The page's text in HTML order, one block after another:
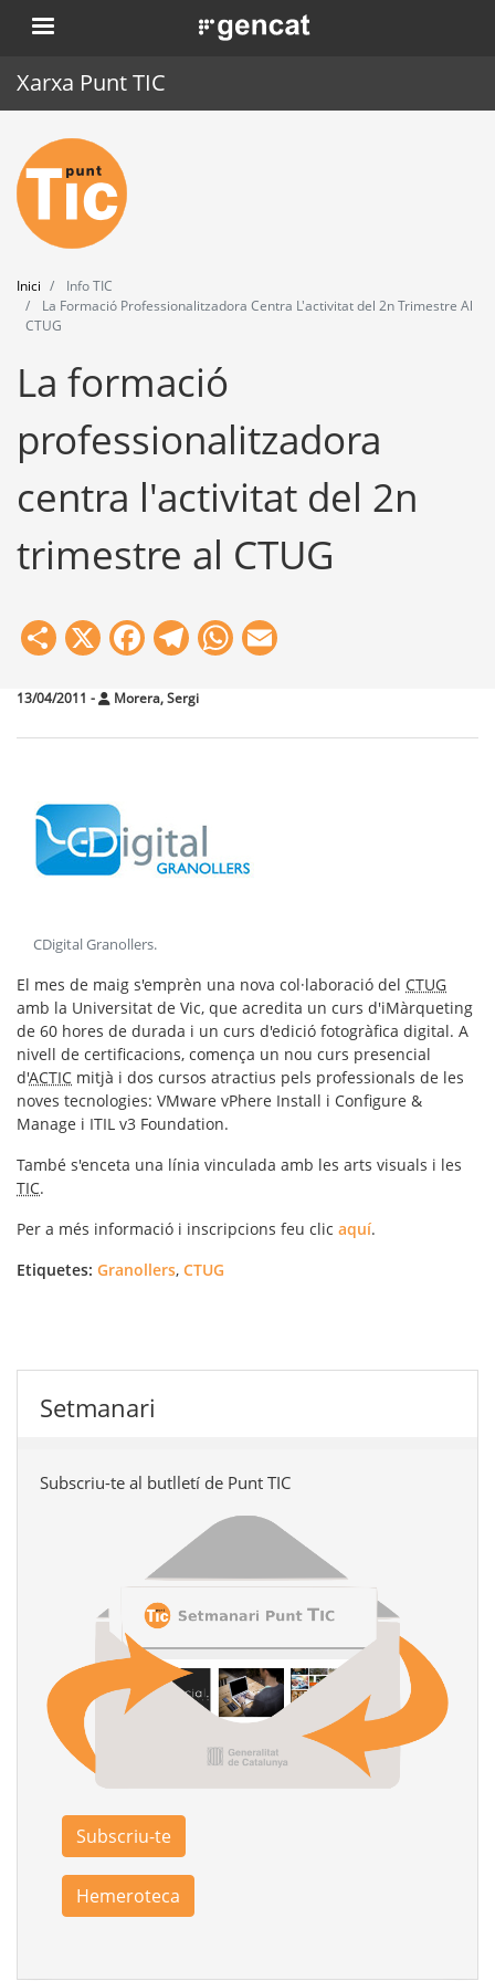
Vés
al
. Obre en una nova finestra.
Xarxa Punt TIC
Inici
Punt TIC
Actualitat
Agenda
Eines
Inici
Info TIC
La Formació Professionalitzadora Centra L'activitat del 2n Trimestre Al
CTUG
La formació
professionalitzadora
centra l'activitat del 2n
trimestre al CTUG
Share
X Facebook
Telegram
WhatsApp
13/04/2011 - Morera, Sergi
CDigital Granollers.
El mes de maig s'emprèn una nova col·laboració del CTUG
amb la Universitat de Vic, que acredita un curs d'iMàrqueting
de 60 hores de durada i un curs d'edició fotogràfica digital. A
nivell de certificacions, comença un nou curs presencial
d'ACTIC mitjà i dos cursos atractius pels professionals de les
noves tecnologies: VMware vPhere Install i Configure &
Manage i ITIL v3 Foundation.
També s'enceta una línia vinculada amb les arts visuals i les
TIC.
Per a més informació i inscripcions feu clic aquí.
Etiquetes: Granollers, CTUG
Setmanari
Subscriu-te al butlletí de Punt TIC
Subscriu-te
Hemeroteca